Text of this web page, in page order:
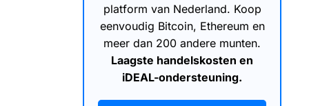
platform van Nederland. Koop
eenvoudig Bitcoin, Ethereum en
meer dan 200 andere munten.
Laagste handelskosten en
iDEAL-ondersteuning.